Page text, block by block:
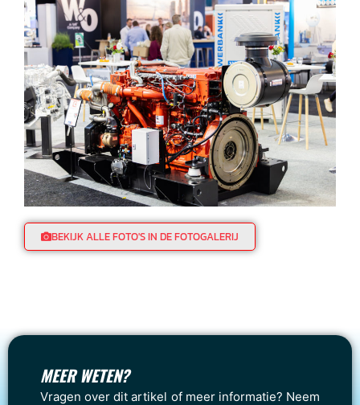
BEKIJK ALLE FOTO'S IN DE FOTOGALERIJ
MEER WETEN?
Vragen over dit artikel of meer informatie? Neem